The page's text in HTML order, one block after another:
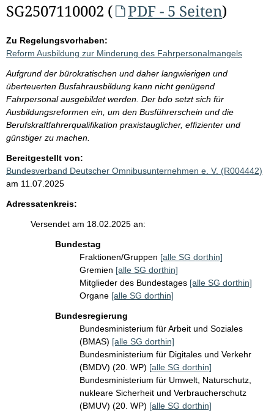
SG2507110002 (
PDF - 5 Seiten)
Zu Regelungsvorhaben:
Reform Ausbildung zur Minderung des Fahrpersonalmangels
Aufgrund der bürokratischen und daher langwierigen und
überteuerten Busfahrausbildung kann nicht genügend
Fahrpersonal ausgebildet werden. Der bdo setzt sich für
Ausbildungsreformen ein, um den Busführerschein und die
Berufskraftfahrerqualifikation praxistauglicher, effizienter und
günstiger zu machen.
Bereitgestellt von:
Bundesverband Deutscher Omnibusunternehmen e. V. (R004442)
am 11.07.2025
Adressatenkreis:
Versendet am 18.02.2025 an:
Bundestag
Fraktionen/Gruppen [alle SG dorthin]
Gremien [alle SG dorthin]
Mitglieder des Bundestages [alle SG dorthin]
Organe [alle SG dorthin]
Bundesregierung
Bundesministerium für Arbeit und Soziales
(BMAS) [alle SG dorthin]
Bundesministerium für Digitales und Verkehr
(BMDV) (20. WP) [alle SG dorthin]
Bundesministerium für Umwelt, Naturschutz,
nukleare Sicherheit und Verbraucherschutz
(BMUV) (20. WP) [alle SG dorthin]